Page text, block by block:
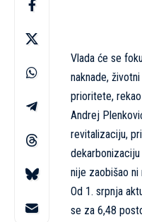
Vlada će se
naknade,
prioritete,
Andrej
revitalizaciju,
nije zaobišao ni
Od 1. srpnja
se za 6,48